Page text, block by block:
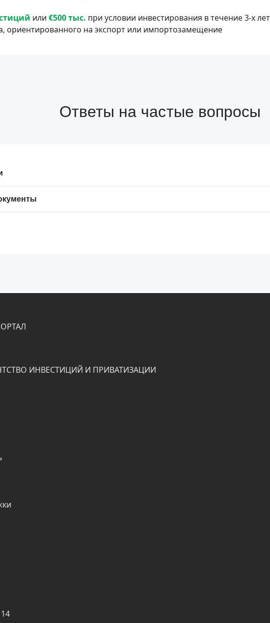
или €500 тыс. при условии инвестирования в течение 3-х
ориентированного на экспорт или импортозамещение
Ответы на частые вопросы
ИНВЕСТИЦИЙ И ПРИВАТИЗАЦИИ